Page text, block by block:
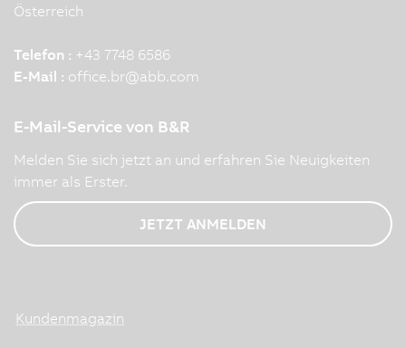
Österreich
Telefon : +43 7748 6586
E-Mail : office.br@abb.com
E-Mail-Service von B&R
Melden Sie sich jetzt an und erfahren Sie Neuigkeiten
immer als Erster.
JETZT ANMELDEN
Kundenmagazin